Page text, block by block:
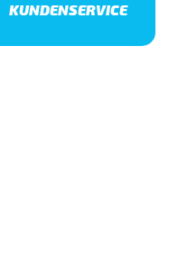
KUNDENSERVICE